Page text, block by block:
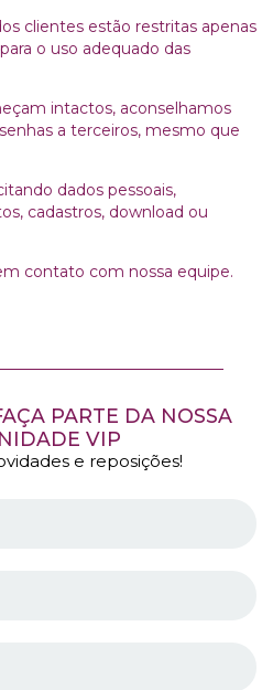
clientes estão restritas apenas
o uso adequado das
intactos, aconselhamos
a terceiros, mesmo que
dados pessoais,
cadastros, download ou
contato com nossa equipe.
PARTE DA NOSSA
VIP
e reposições!